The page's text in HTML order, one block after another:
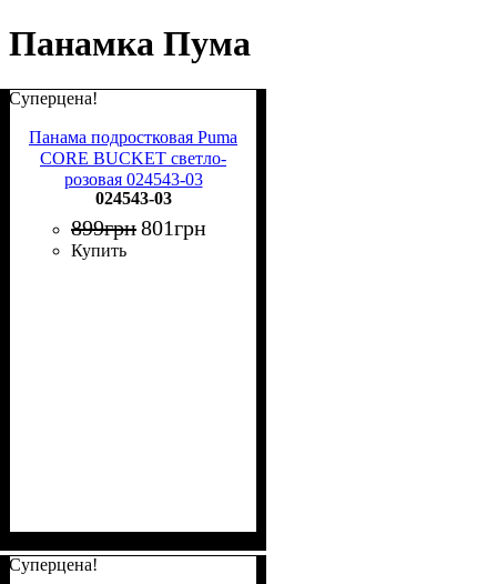
Панамка Пума
Суперцена!
Панама подростковая Puma
CORE BUCKET светло-
розовая 024543-03
024543-03
899грн801грн
Купить
Суперцена!